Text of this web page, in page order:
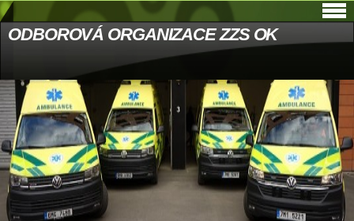
ODBOROVÁ ORGANIZACE ZZS OK